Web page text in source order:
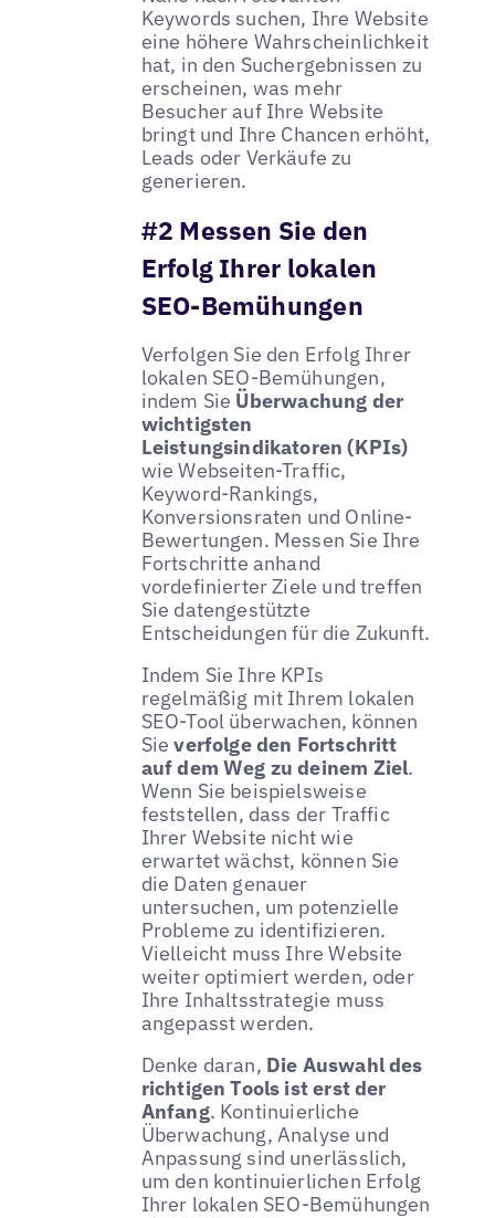
Keywords suchen, Ihre Website
eine höhere Wahrscheinlichkeit
hat, in den Suchergebnissen zu
erscheinen, was mehr
Besucher auf Ihre Website
bringt und Ihre Chancen erhöht,
Leads oder Verkäufe zu
generieren.
#2 Messen Sie den
Erfolg Ihrer lokalen
SEO-Bemühungen
Verfolgen Sie den Erfolg Ihrer
lokalen SEO-Bemühungen,
indem Sie Überwachung der
wichtigsten
Leistungsindikatoren (KPIs)
wie Webseiten-Traffic,
Keyword-Rankings,
Konversionsraten und Online-
Bewertungen. Messen Sie Ihre
Fortschritte anhand
vordefinierter Ziele und treffen
Sie datengestützte
Entscheidungen für die Zukunft.
Indem Sie Ihre KPIs
regelmäßig mit Ihrem lokalen
SEO-Tool überwachen, können
Sieverfolge den Fortschritt
auf dem Weg zu deinem Ziel.
Wenn Sie beispielsweise
feststellen, dass der Traffic
Ihrer Website nicht wie
erwartet wächst, können Sie
die Daten genauer
untersuchen, um potenzielle
Probleme zu identifizieren.
Vielleicht muss Ihre Website
weiter optimiert werden, oder
Ihre Inhaltsstrategie muss
angepasst werden.
Denke daran, Die Auswahl des
richtigen Tools ist erst der
Anfang. Kontinuierliche
Überwachung, Analyse und
Anpassung sind unerlässlich,
um den kontinuierlichen Erfolg
Ihrer lokalen SEO-Bemühungen